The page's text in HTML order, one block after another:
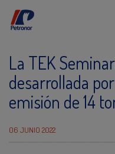
La TEK
desarrollada
emisión de 14
06 JUNIO 2022